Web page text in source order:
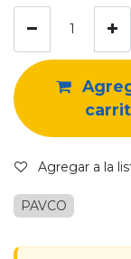
Agregar a la
PAVCO